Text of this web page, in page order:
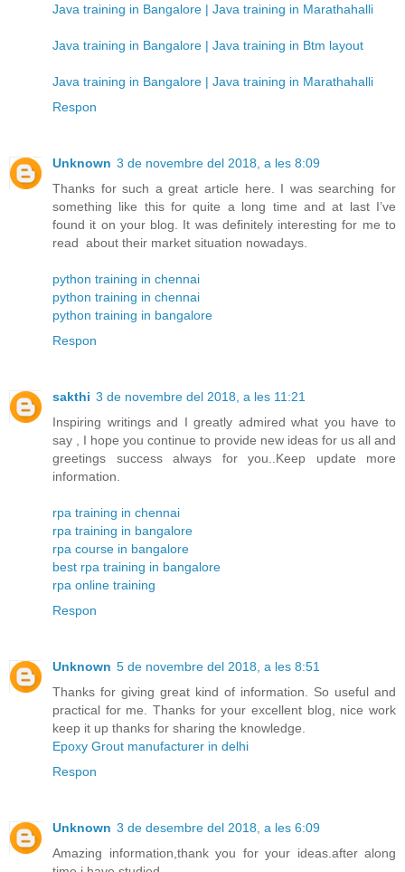
Java training in Bangalore | Java training in Marathahalli
Java training in Bangalore | Java training in Btm layout
Java training in Bangalore | Java training in Marathahalli
Respon
Unknown 3 de novembre del 2018, a les 8:09
Thanks for such a great article here. I was searching for
something like this for quite a long time and at last I’ve
found it on your blog. It was definitely interesting for me to
read about their market situation nowadays.
python training in chennai
python training in chennai
python training in bangalore
Respon
sakthi 3 de novembre del 2018, a les 11:21
Inspiring writings and I greatly admired what you have to
say , I hope you continue to provide new ideas for us all and
greetings success always for you..Keep update more
information.
rpa training in chennai
rpa training in bangalore
rpa course in bangalore
best rpa training in bangalore
rpa online training
Respon
Unknown 5 de novembre del 2018, a les 8:51
Thanks for giving great kind of information. So useful and
practical for me. Thanks for your excellent blog, nice work
keep it up thanks for sharing the knowledge.
Epoxy Grout manufacturer in delhi
Respon
Unknown 3 de desembre del 2018, a les 6:09
Amazing information,thank you for your ideas.after along